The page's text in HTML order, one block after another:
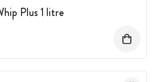
Plus 1 litre
: